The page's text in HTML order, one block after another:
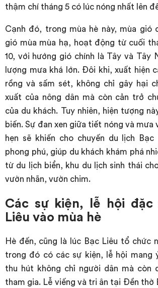
thậm chí tháng 5 có lúc nóng nhất lên
Cạnh đó, trong mùa hè này, mùa gió
gió mùa mùa hạ, hoạt động từ cuối
10, với hướng gió chính là Tây và Tây
lượng mưa khá lớn. Đôi khi, xuất hiện
rồng và sấm sét, không chỉ gây hại
xuất của nông dân mà còn cản trở
của du khách. Tuy nhiên, hiện tượng
biến. Sự đan xen giữa tiết nóng và mưa
hẹn sẽ khiến cho chuyến du lịch
phong phú, giúp du khách khám phá
từ du lịch biển, khu du lịch sinh thái
vườn nhãn, vườn chim.
Các sự kiện, lễ hội đặc
Liêu vào mùa hè
Hè đến, cũng là lúc Bạc Liêu tổ chức
trong đó có các sự kiện, lễ hội mang
thu hút không chỉ người dân mà còn
tham gia. Lễ viếng và tri ân tại Đền thờ